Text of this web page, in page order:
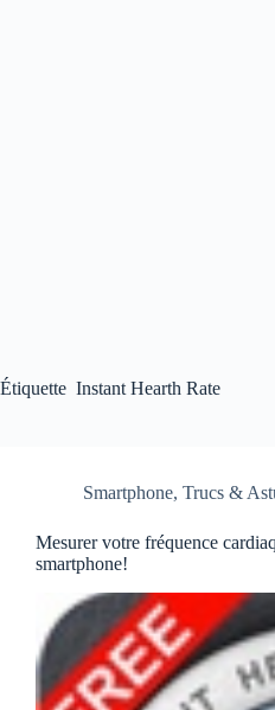
Étiquette Instant Hearth Rate
Smartphone, Trucs &
Mesurer votre fréquence
smartphone!